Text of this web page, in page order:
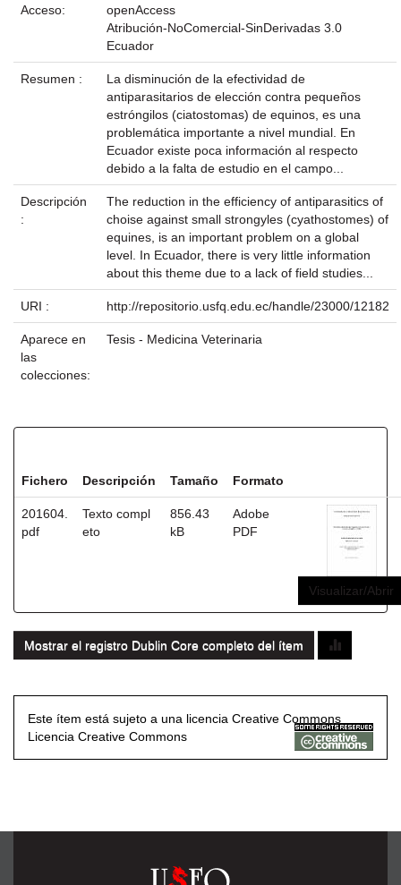
Acceso:
openAccess
Atribución-NoComercial-SinDerivadas 3.0
Ecuador
Resumen :
La disminución de la efectividad de
antiparasitarios de elección contra pequeños
estróngilos (ciatostomas) de equinos, es una
problemática importante a nivel mundial. En
Ecuador existe poca información al respecto
debido a la falta de estudio en el campo...
Descripción
:
The reduction in the efficiency of antiparasitics of
choise against small strongyles (cyathostomes) of
equines, is an important problem on a global
level. In Ecuador, there is very little information
about this theme due to a lack of field studies...
URI : http://repositorio.usfq.edu.ec/handle/23000/12182
Aparece en
las
colecciones:
Tesis - Medicina Veterinaria
Fichero Descripción Tamaño Formato
201604.
pdf
Texto compl
eto
856.43
kB
Adobe
PDF
Visualizar/Abrir
Mostrar el registro Dublin Core completo del ítem
Este ítem está sujeto a una licencia Creative Commons
Licencia Creative Commons